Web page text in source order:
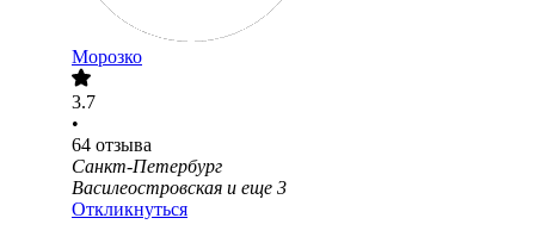
Морозко
3.7
•
64 отзыва
Санкт-Петербург
Василеостровская и еще 3
Откликнуться